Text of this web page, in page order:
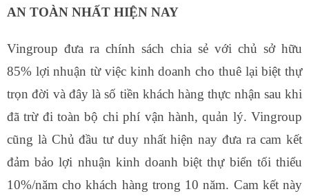
AN TOÀN NHẤT HIỆN NAY
Vingroup đưa ra chính sách chia sẻ với chủ sở hữu
85% lợi nhuận từ việc kinh doanh cho thuê lại biệt thự
trọn đời và đây là số tiền khách hàng thực nhận sau khi
đã trừ đi toàn bộ chi phí vận hành, quản lý. Vingroup
cũng là Chủ đầu tư duy nhất hiện nay đưa ra cam kết
đảm bảo lợi nhuận kinh doanh biệt thự biển tối thiểu
10%/năm cho khách hàng trong 10 năm. Cam kết này